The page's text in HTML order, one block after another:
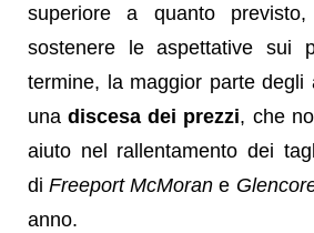
superiore a quanto
sostenere le aspettative sui
termine, la maggior parte degli
unadiscesa dei prezzi, che
aiuto nel rallentamento dei
diFreeport McMoran e
anno.